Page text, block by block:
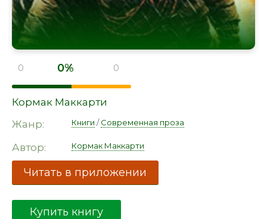
0 0% 0
Кормак Маккарти
Жанр:
Книги /Современная проза
Автор: Кормак Маккарти
Читать в приложении
Купить книгу